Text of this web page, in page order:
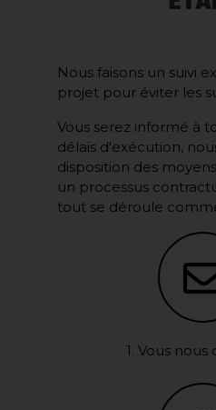
Nous faisons un suivi
projet pour éviter les
Vous serez informé à
délais d'exécution,
disposition des
un processus
tout se déroule
1. Vous